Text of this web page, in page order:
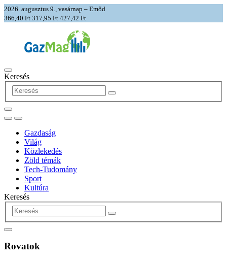
2026. augusztus 9., vasárnap – Emőd
366,40 Ft 317,95 Ft 427,42 Ft
Keresés
Gazdaság
Világ
Közlekedés
Zöld témák
Tech-Tudomány
Sport
Kultúra
Keresés
Rovatok